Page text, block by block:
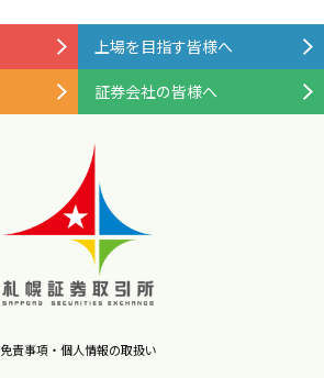
上場を目指す皆様へ
証券会社の皆様へ
免責事項・個人情報の取扱い